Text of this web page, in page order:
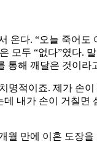
온다. “오늘 죽어
모두 “없다”였다.
통해 깨달은 것이라
적이죠. 제가 손
내가 손이 거칠
만에 이혼 도장